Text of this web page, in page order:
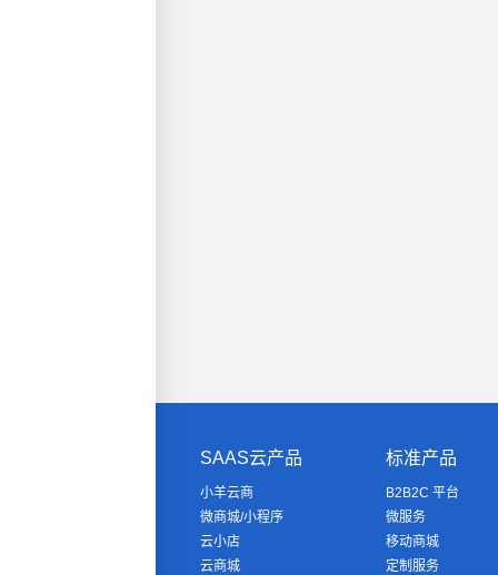
SAAS云产品
小羊云商
微商城/小程序
云小店
云商城
标准产品
B2B2C 平台
微服务
移动商城
定制服务